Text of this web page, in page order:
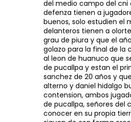
del medio campo del cni
defenza tienen a
buenos, solo estudien el
delanteros tienen a
grau de piura y que el
golazo para la final de la
al leon de huanuco que
de pucallpa y estan el
sanchez de 20 años y
alterno y daniel hidalgo
contension, ambos
de pucallpa, señores del
conocer en su propia